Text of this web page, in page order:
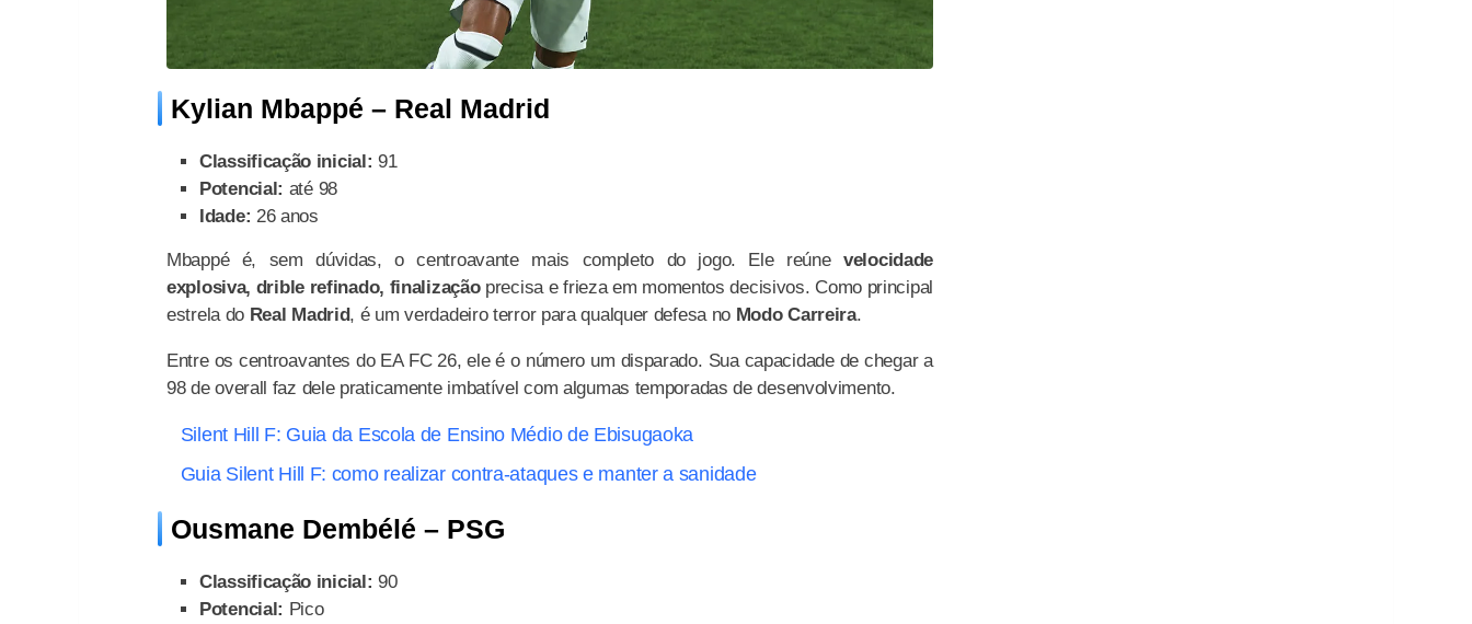
Kylian Mbappé – Real Madrid
Classificação inicial: 91
Potencial: até 98
Idade: 26 anos
Mbappé é, sem dúvidas, o centroavante mais completo do jogo. Ele reúne velocidade
explosiva, drible refinado, finalização precisa e frieza em momentos decisivos. Como principal
estrela do Real Madrid, é um verdadeiro terror para qualquer defesa no Modo Carreira.
Entre os centroavantes do EA FC 26, ele é o número um disparado. Sua capacidade de chegar a
98 de overall faz dele praticamente imbatível com algumas temporadas de desenvolvimento.
Silent Hill F: Guia da Escola de Ensino Médio de Ebisugaoka
Guia Silent Hill F: como realizar contra-ataques e manter a sanidade
Ousmane Dembélé – PSG
Classificação inicial: 90
Potencial: Pico